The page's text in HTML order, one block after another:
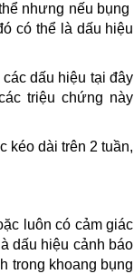
nhưng nếu bụng
có thể là dấu hiệu
dấu hiệu tại đây
triệu chứng này
kéo dài trên 2 tuần,
luôn có cảm giác
dấu hiệu cảnh báo
trong khoang bụng